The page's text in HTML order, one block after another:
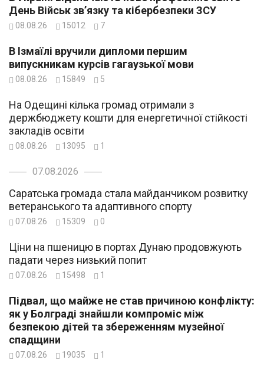
День Військ зв’язку та кібербезпеки ЗСУ
08.08.26 15012 7
В Ізмаїлі вручили дипломи першим
випускникам курсів гагаузької мови
08.08.26 15849 5
На Одещині кілька громад отримали з
держбюджету кошти для енергетичної стійкості
закладів освіти
08.08.26 13095 1
07.08.2026
Саратська громада стала майданчиком розвитку
ветеранського та адаптивного спорту
07.08.26 15309 0
Ціни на пшеницю в портах Дунаю продовжують
падати через низький попит
07.08.26 15498 1
Підвал, що майже не став причиною конфлікту:
як у Болграді знайшли компроміс між
безпекою дітей та збереженням музейної
спадщини
07.08.26 19035 1